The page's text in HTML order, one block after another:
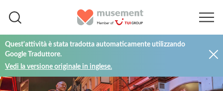
Quest'attività è stata tradotta automaticamente utilizzando
Google Traduttore.
Vedi la versione originale in inglese.